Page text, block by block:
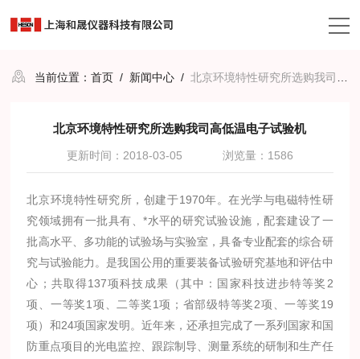
当前位置：首页 / 新闻中心 /北京环境特性研究所选购我司高低温电子试验机
北京环境特性研究所选购我司高低温电子试验机
更新时间：2018-03-05 浏览量：1586
北京环境特性研究所，创建于1970年。在光学与电磁特性研
究领域拥有一批具有、*水平的研究试验设施，配套建设了一
批高水平、多功能的试验场与实验室，具备专业配套的综合研
究与试验能力。是我国公用的重要装备试验研究基地和评估中
心；共取得137项科技成果（其中：国家科技进步特等奖2
项、一等奖1项、二等奖1项；省部级特等奖2项、一等奖19
项）和24项国家发明。近年来，还承担完成了一系列国家和国
防重点项目的光电监控、跟踪制导、测量系统的研制和生产任